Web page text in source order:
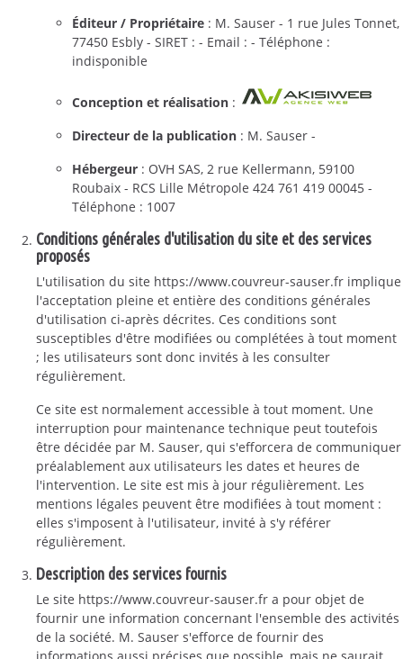
Éditeur / Propriétaire : M. Sauser - 1 rue Jules Tonnet,
77450 Esbly - SIRET : - Email : - Téléphone :
indisponible
Conception et réalisation :
Directeur de la publication : M. Sauser -
Hébergeur : OVH SAS, 2 rue Kellermann, 59100
Roubaix - RCS Lille Métropole 424 761 419 00045 -
Téléphone : 1007
Conditions générales d'utilisation du site et des services
proposés
L'utilisation du site https://www.couvreur-sauser.fr implique
l'acceptation pleine et entière des conditions générales
d'utilisation ci-après décrites. Ces conditions sont
susceptibles d'être modifiées ou complétées à tout moment
; les utilisateurs sont donc invités à les consulter
régulièrement.
Ce site est normalement accessible à tout moment. Une
interruption pour maintenance technique peut toutefois
être décidée par M. Sauser, qui s'efforcera de communiquer
préalablement aux utilisateurs les dates et heures de
l'intervention. Le site est mis à jour régulièrement. Les
mentions légales peuvent être modifiées à tout moment :
elles s'imposent à l'utilisateur, invité à s'y référer
régulièrement.
Description des services fournis
Le site https://www.couvreur-sauser.fr a pour objet de
fournir une information concernant l'ensemble des activités
de la société. M. Sauser s'efforce de fournir des